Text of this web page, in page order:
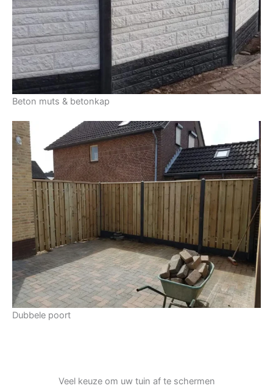
Beton muts & betonkap
Dubbele poort
Veel keuze om uw tuin af te schermen